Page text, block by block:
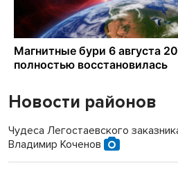
Новости районов
Чудеса Легостаевского
Владимир Коченов